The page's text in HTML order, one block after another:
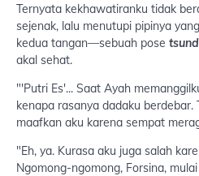
Ternyata kekhawatiranku tidak
sejenak, lalu menutupi pipinya
kedua tangan—sebuah pose
akal sehat.
"'Putri Es'... Saat Ayah
kenapa rasanya dadaku berdebar.
maafkan aku karena sempat
"Eh, ya. Kurasa aku juga salah
Ngomong-ngomong, Forsina,